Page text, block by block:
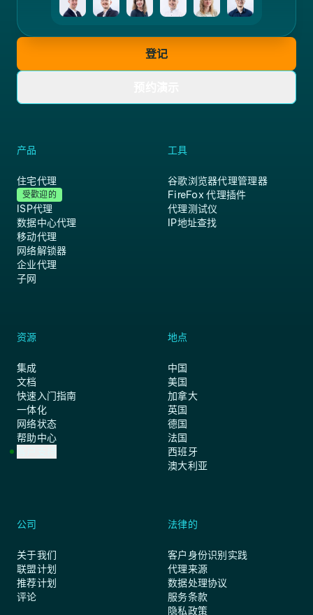
登记
产品
住宅代理
受歡迎的
ISP代理
数据中心代理
移动代理
网络解锁器
企业代理
子网
工具
谷歌浏览器代理管理器
FireFox 代理插件
代理测试仪
IP地址查找
资源
集成
文档
快速入门指南
一体化
网络状态
帮助中心
地点
中国
美国
加拿大
英国
德国
法国
西班牙
澳大利亚
公司
关于我们
联盟计划
推荐计划
评论
法律的
客户身份识别实践
代理来源
数据处理协议
服务条款
隐私政策